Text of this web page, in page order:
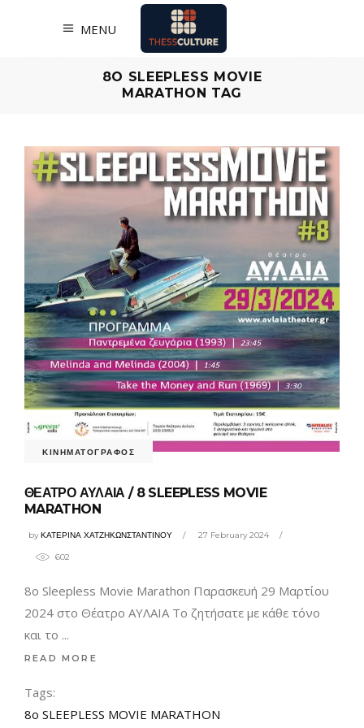
MENU
8O SLEEPLESS MOVIE
MARATHON TAG
ΚΙΝΗΜΑΤΟΓΡΑΦΟΣ
ΘΕΑΤΡΟ ΑΥΛΑΙΑ / 8 SLEEPLESS MOVIE
MARATHON
byΚΑΤΕΡΙΝΑ ΧΑΤΖΗΚΩΝΣΤΑΝΤΙΝΟΥ 27 February 2024
602
8ο Sleepless Movie Marathon Παρασκευή 29 Μαρτίου
2024 στο Θέατρο ΑΥΛΑΙΑ Το ζητήσατε με κάθε τόνο
και το
READ MORE
Tags:
8o SLEEPLESS MOVIE MARATHON